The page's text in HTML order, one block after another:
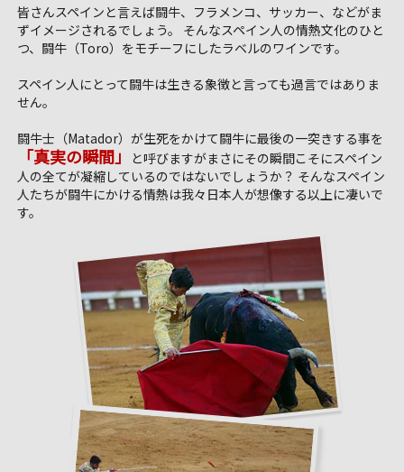
皆さんスペインと言えば闘牛、フラメンコ、サッカー、などがま
ずイメージされるでしょう。 そんなスペイン人の情熱文化のひと
つ、闘牛（Toro）をモチーフにしたラベルのワインです。
スペイン人にとって闘牛は生きる象徴と言っても過言ではありま
せん。
闘牛士（Matador）が生死をかけて闘牛に最後の一突きする事を
「真実の瞬間」
と呼びますがまさにその瞬間こそにスペイン
人の全てが凝縮しているのではないでしょうか？ そんなスペイン
人たちが闘牛にかける情熱は我々日本人が想像する以上に凄いで
す。